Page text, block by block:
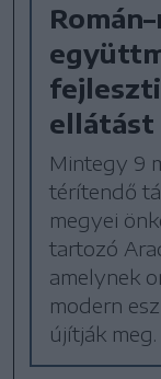
ellátást
Mintegy 9
térítendő
megyei
tartozó
amelynek
modern
újítják meg.